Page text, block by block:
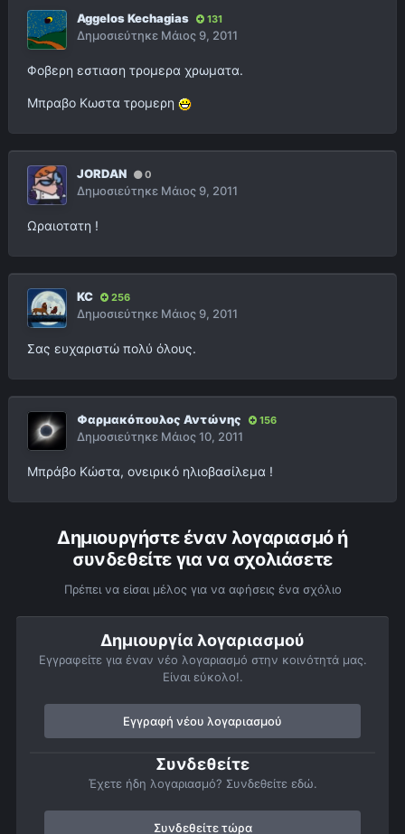
Aggelos Kechagias 131
Δημοσιεύτηκε Μάιος 9, 2011
Φοβερη εστιαση τρομερα χρωματα.
Μπραβο Κωστα τρομερη
JORDAN 0
Δημοσιεύτηκε Μάιος 9, 2011
Ωραιοτατη !
KC 256
Δημοσιεύτηκε Μάιος 9, 2011
Σας ευχαριστώ πολύ όλους.
Φαρμακόπουλος Αντώνης 156
Δημοσιεύτηκε Μάιος 10, 2011
Μπράβο Κώστα, ονειρικό ηλιοβασίλεμα !
Δημιουργήστε έναν λογαριασμό ή
συνδεθείτε για να σχολιάσετε
Πρέπει να είσαι μέλος για να αφήσεις ένα σχόλιο
Δημιουργία λογαριασμού
Εγγραφείτε για έναν νέο λογαριασμό στην κοινότητά μας.
Είναι εύκολο!.
Εγγραφή νέου λογαριασμού
Συνδεθείτε
Έχετε ήδη λογαριασμό? Συνδεθείτε εδώ.
Συνδεθείτε τώρα